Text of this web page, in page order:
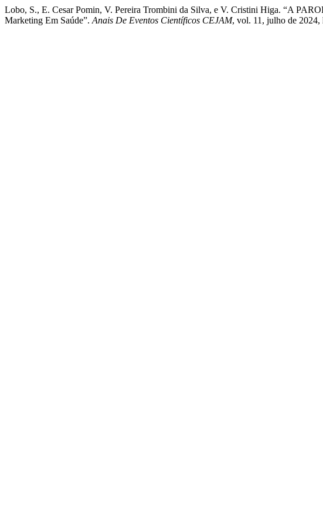
Lobo, S., E. Cesar Pomin, V. Pereira Trombini da Silva, e V. Cristini Higa. “A
Marketing Em Saúde”. Anais De Eventos Científicos CEJAM, vol. 11, julho de